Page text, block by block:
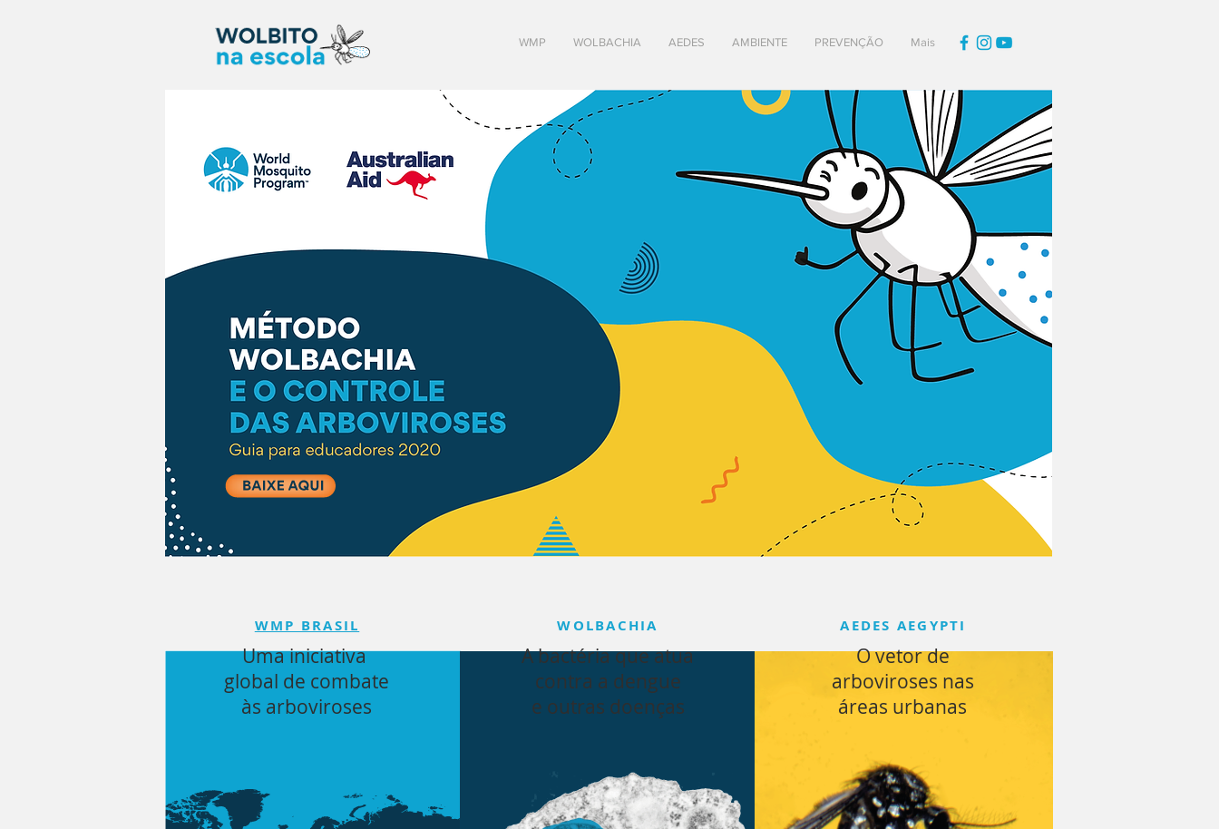
WMP WOLBACHIA AEDES AMBIENTE PREVENÇÃO Mais
WMP BRASIL
Uma iniciativa
global de combate
às arboviroses
WOLBACHIA
A bactéria que atua
contra a dengue
e outras doenças
AEDES AEGYPTI
O vetor de
arboviroses nas
áreas urbanas